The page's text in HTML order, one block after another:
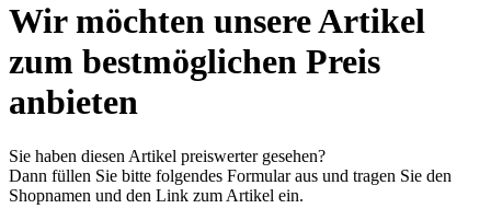
Wir möchten unsere Artikel
zum bestmöglichen Preis
anbieten
Sie haben diesen Artikel preiswerter gesehen?
Dann füllen Sie bitte folgendes Formular aus und tragen Sie den
Shopnamen und den Link zum Artikel ein.